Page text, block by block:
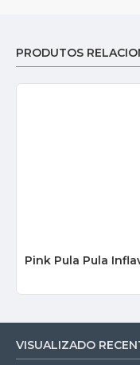
PRODUTOS
Pink Pula Pula
VISUALIZADO